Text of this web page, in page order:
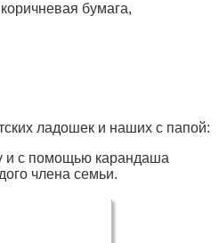
бумага,
ладошек и наших с папой:
и с помощью карандаша
члена семьи.